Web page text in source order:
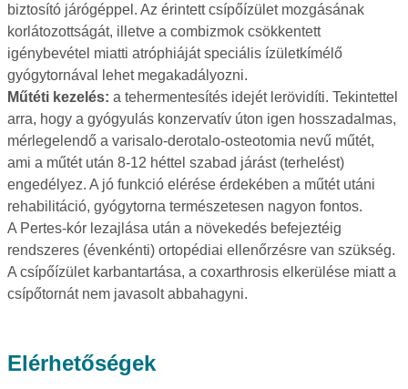
biztosító járógéppel. Az érintett csípőízület mozgásának
korlátozottságát, illetve a combizmok csökkentett
igénybevétel miatti atróphiáját speciális ízületkímélő
gyógytornával lehet megakadályozni.
Műtéti kezelés: a tehermentesítés idejét lerövidíti. Tekintettel
arra, hogy a gyógyulás konzervatív úton igen hosszadalmas,
mérlegelendő a varisalo-derotalo-osteotomia nevű műtét,
ami a műtét után 8-12 héttel szabad járást (terhelést)
engedélyez. A jó funkció elérése érdekében a műtét utáni
rehabilitáció, gyógytorna természetesen nagyon fontos.
A Pertes-kór lezajlása után a növekedés befejeztéig
rendszeres (évenkénti) ortopédiai ellenőrzésre van szükség.
A csípőízület karbantartása, a coxarthrosis elkerülése miatt a
csípőtornát nem javasolt abbahagyni.
Elérhetőségek